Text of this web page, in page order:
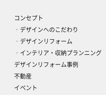
コンセプト
‐デザインへのこだわり
‐デザインリフォーム
‐インテリア・収納プランニング
デザインリフォーム事例
不動産
イベント